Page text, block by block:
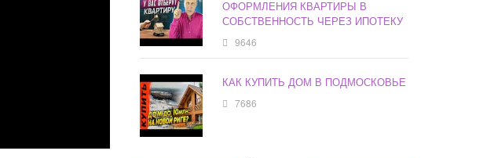
ОФОРМЛЕНИЯ КВАРТИРЫ В
СОБСТВЕННОСТЬ ЧЕРЕЗ ИПОТЕКУ
9646
КАК КУПИТЬ ДОМ В ПОДМОСКОВЬЕ
7686